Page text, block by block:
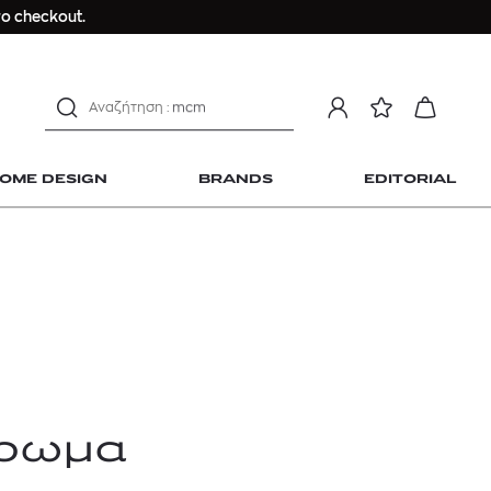
checkout.
DESIGN BRANDS EDITORIAL
kiehl's avocado eye